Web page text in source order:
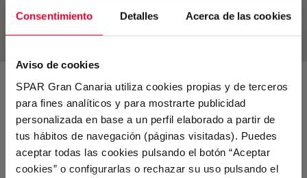
Consentimiento Detalles Acerca de las cookies
Aviso de cookies
SPAR Gran Canaria utiliza cookies propias y de terceros
para fines analíticos y para mostrarte publicidad
personalizada en base a un perfil elaborado a partir de
tus hábitos de navegación (páginas visitadas). Puedes
aceptar todas las cookies pulsando el botón “Aceptar
cookies” o configurarlas o rechazar su uso pulsando el
Suscríbete a nuestra
newsletter
Y no te pierdas nuestras ofertas exclusivas